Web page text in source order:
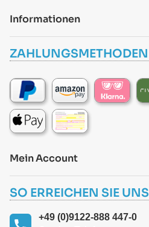
Informationen
ZAHLUNGSMETHODEN
Mein Account
SO ERREICHEN SIE UNS
+49 (0)9122-888 447-0